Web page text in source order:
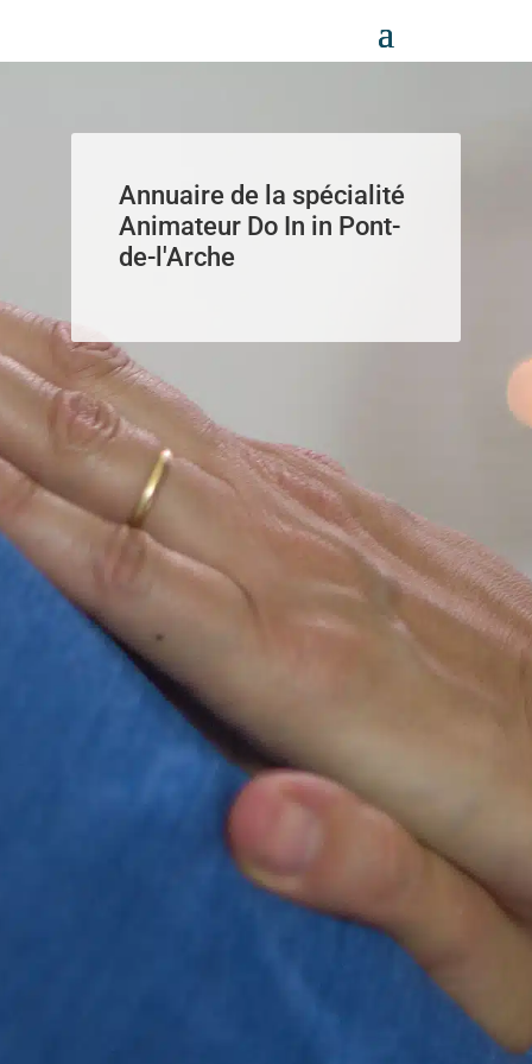
Annuaire de la spécialité
Animateur Do In in Pont-
de-l'Arche